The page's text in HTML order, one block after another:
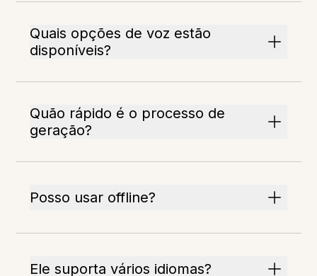
Quais opções de voz estão
disponíveis?
Quão rápido é o processo de
geração?
Posso usar offline?
Ele suporta vários idiomas?